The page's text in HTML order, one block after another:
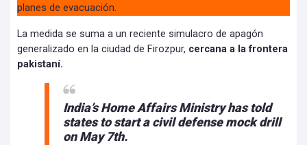
planes de evacuación.
La medida se suma a un reciente simulacro de apagón
generalizado en la ciudad de Firozpur, cercana a la frontera
pakistaní.
India’s Home Affairs Ministry has told
states to start a civil defense mock drill
on May 7th.